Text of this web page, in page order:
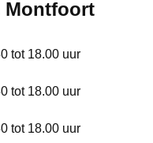
Montfoort
tot 18.00 uur
tot 18.00 uur
tot 18.00 uur